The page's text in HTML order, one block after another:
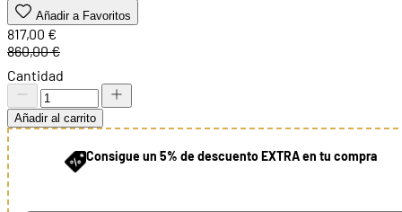
Añadir a Favoritos
817,00 €
860,00 €
Cantidad
Añadir al carrito
Consigue un 5% de descuento EXTRA en tu compra